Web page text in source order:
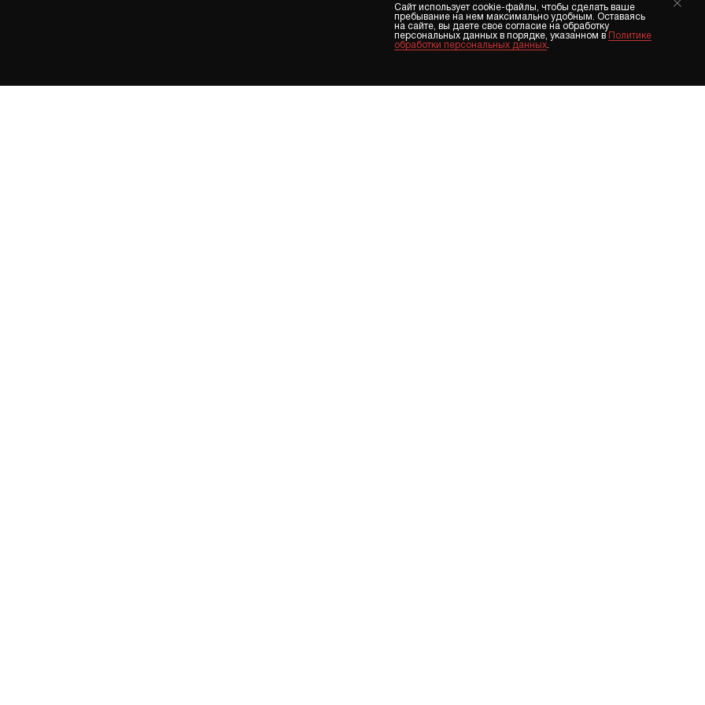
Сайт использует cookie-файлы, чтобы сделать ваше
пребывание на нем максимально удобным. Оставаясь
на сайте, вы даете свое согласие на обработку
персональных данных в порядке, указанном в
Политике
обработки персональных данных